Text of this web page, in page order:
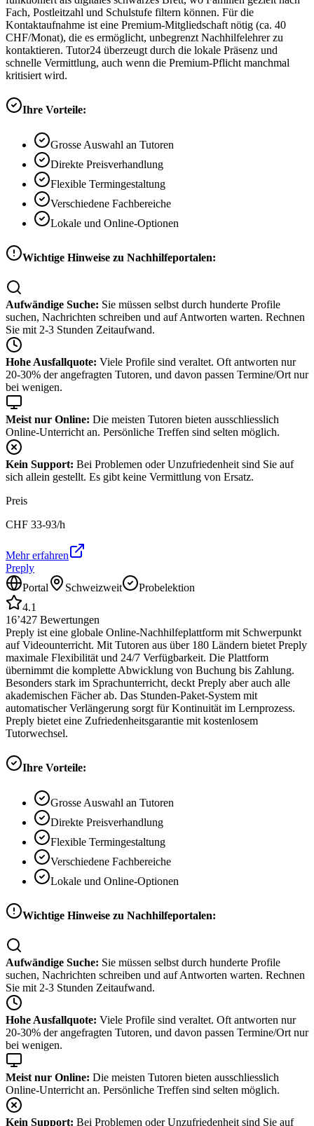
Fach, Postleitzahl und Schulstufe filtern können. Für die
Kontaktaufnahme ist eine Premium-Mitgliedschaft nötig (ca. 40
CHF/Monat), die es ermöglicht, unbegrenzt Nachhilfelehrer zu
kontaktieren. Tutor24 überzeugt durch die lokale Präsenz und
schnelle Vermittlung, auch wenn die Premium-Pflicht manchmal
kritisiert wird.
Ihre Vorteile:
Grosse Auswahl an Tutoren
Direkte Preisverhandlung
Flexible Termingestaltung
Verschiedene Fachbereiche
Lokale und Online-Optionen
Wichtige Hinweise zu Nachhilfeportalen:
Aufwändige Suche: Sie müssen selbst durch hunderte Profile
suchen, Nachrichten schreiben und auf Antworten warten. Rechnen
Sie mit 2-3 Stunden Zeitaufwand.
Hohe Ausfallquote: Viele Profile sind veraltet. Oft antworten nur
20-30% der angefragten Tutoren, und davon passen Termine/Ort nur
bei wenigen.
Meist nur Online: Die meisten Tutoren bieten ausschliesslich
Online-Unterricht an. Persönliche Treffen sind selten möglich.
Kein Support: Bei Problemen oder Unzufriedenheit sind Sie auf
sich allein gestellt. Es gibt keine Vermittlung von Ersatz.
Preis
CHF 33-93/h
Mehr erfahren
Preply
Portal
Schweizweit
Probelektion
4.1
16’427 Bewertungen
Preply ist eine globale Online-Nachhilfeplattform mit Schwerpunkt
auf Videounterricht. Mit Tutoren aus über 180 Ländern bietet Preply
maximale Flexibilität und 24/7 Verfügbarkeit. Die Plattform
übernimmt die komplette Abwicklung von Buchung bis Zahlung.
Besonders stark im Sprachunterricht, deckt Preply aber auch alle
akademischen Fächer ab. Das Stunden-Paket-System mit
automatischer Verlängerung sorgt für Kontinuität im Lernprozess.
Preply bietet eine Zufriedenheitsgarantie mit kostenlosem
Tutorwechsel.
Ihre Vorteile:
Grosse Auswahl an Tutoren
Direkte Preisverhandlung
Flexible Termingestaltung
Verschiedene Fachbereiche
Lokale und Online-Optionen
Wichtige Hinweise zu Nachhilfeportalen:
Aufwändige Suche: Sie müssen selbst durch hunderte Profile
suchen, Nachrichten schreiben und auf Antworten warten. Rechnen
Sie mit 2-3 Stunden Zeitaufwand.
Hohe Ausfallquote: Viele Profile sind veraltet. Oft antworten nur
20-30% der angefragten Tutoren, und davon passen Termine/Ort nur
bei wenigen.
Meist nur Online: Die meisten Tutoren bieten ausschliesslich
Online-Unterricht an. Persönliche Treffen sind selten möglich.
Kein Support: Bei Problemen oder Unzufriedenheit sind Sie auf